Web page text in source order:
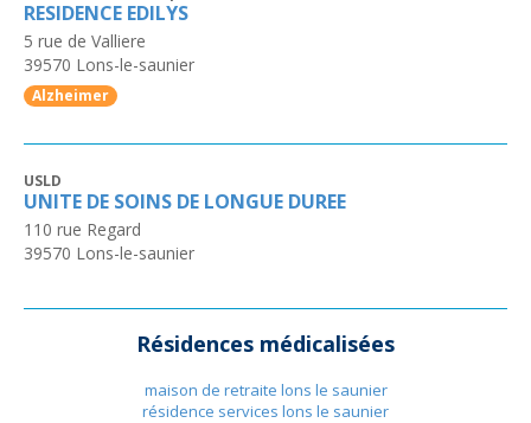
RESIDENCE EDILYS
5 rue de Valliere
39570 Lons-le-saunier
Alzheimer
USLD
UNITE DE SOINS DE LONGUE DUREE
110 rue Regard
39570 Lons-le-saunier
Résidences médicalisées
maison de retraite lons le saunier
résidence services lons le saunier